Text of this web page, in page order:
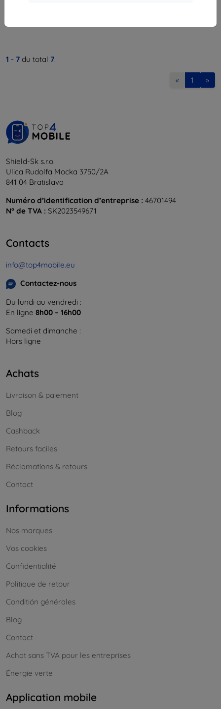
1 - 7 du total 7.
« 1 »
Shield-Sk s.r.o.
Ulica Rudolfa Mocka 3750/2A
841 04 Bratislava
Numéro d’identification d’entreprise : 46701494
N° de TVA : SK2023549671
Contacts
info@top4mobile.eu
Contactez-nous
Du lundi au vendredi :
En ligne 8h00 – 16h00
Samedi et dimanche :
Hors ligne
Achats
Livraison & paiement
Blog
Cashback
Retours faciles
Réclamations & retours
Contact
Informations
Nos marques
Vos cookies
Confidentialité
Politique de retour
Conditión générales
Blog
Contact
Achat sans TVA pour les entreprises
Énergie verte
Application mobile